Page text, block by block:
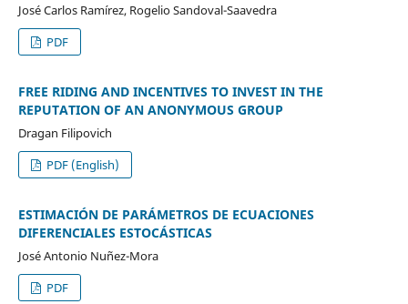
José Carlos Ramírez, Rogelio Sandoval-Saavedra
PDF
FREE RIDING AND INCENTIVES TO INVEST IN THE
REPUTATION OF AN ANONYMOUS GROUP
Dragan Filipovich
PDF (English)
ESTIMACIÓN DE PARÁMETROS DE ECUACIONES
DIFERENCIALES ESTOCÁSTICAS
José Antonio Nuñez-Mora
PDF